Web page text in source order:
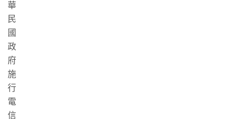
華
民
國
政
府
施
行
電
信